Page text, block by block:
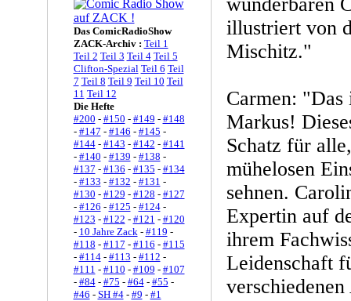
Das ComicRadioShow
ZACK-Archiv : Teil 1
Teil 2 Teil 3 Teil 4 Teil 5
Clifton-Spezial Teil 6 Teil
7 Teil 8 Teil 9 Teil 10 Teil
11 Teil 12
Die Hefte
#200 - #150 - #149 - #148
- #147 - #146 - #145 -
#144- #143 - #142 - #141
- #140 - #139 - #138 -
#137 - #136 - #135 - #134
- #133 - #132 - #131 -
#130 - #129 - #128 - #127
- #126 - #125 - #124-
#123 - #122 - #121 - #120
- 10 Jahre Zack- #119 -
#118 - #117 - #116 - #115
- #114- #113 - #112 -
#111 - #110 - #109 - #107
- #84- #75 - #64- #55 -
#46 - SH #4- #9 - #1
wunderbaren
illustriert von
Mischitz."
Carmen:
Markus!
Schatz für
mühelosen
sehnen.
Expertin auf
ihrem
Leidenschaft